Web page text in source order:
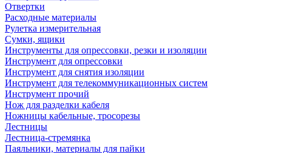
Отвертки
Расходные материалы
Рулетка измерительная
Сумки, ящики
Инструменты для опрессовки, резки и изоляции
Инструмент для опрессовки
Инструмент для снятия изоляции
Инструмент для телекоммуникационных систем
Инструмент прочий
Нож для разделки кабеля
Ножницы кабельные, тросорезы
Лестницы
Лестница-стремянка
Паяльники, материалы для пайки